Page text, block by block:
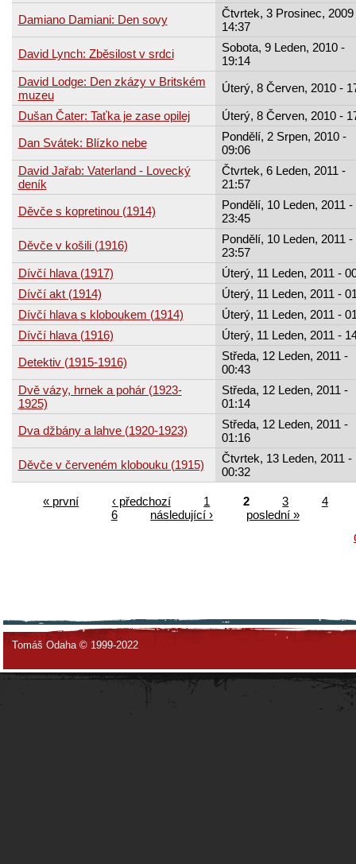
Damiano Damiani: Den sovy
Čtvrtek, 3 Prosinec, 2009
14:37
David Lynch: Zběsilost v srdci
Sobota, 9 Leden, 2010 -
19:14
David Lodge: Den zkázy v Britském
muzeu
Úterý, 8 Červen, 2010 -
Dušan Čater: Taťka je zase opilej
Úterý, 8 Červen, 2010 -
Dan Svátek: Blízko nebe
Pondělí, 2 Srpen, 2010 -
09:06
David Jařab: Vaterland - Lovecký
deník
Čtvrtek, 6 Leden, 2011 -
21:57
Děvče s kopretinou (1914)
Pondělí, 10 Leden, 2011 -
23:45
Děvče v košili (1916)
Pondělí, 10 Leden, 2011 -
23:57
Dívčí hlava (1917)
Úterý, 11 Leden, 2011 -
Dívčí akt (1914)
Úterý, 11 Leden, 2011 -
Dívčí hlava s kloboukem (1914)
Úterý, 11 Leden, 2011 -
Dívčí hlava (1916)
Úterý, 11 Leden, 2011 -
Detektiv (1915-1916)
Středa, 12 Leden, 2011 -
00:43
Dvě vázy, hrnek a pohár (1923-
1925)
Středa, 12 Leden, 2011 -
01:14
Dva džbány a lahve (1920-1923)
Středa, 12 Leden, 2011 -
01:16
Děvče v červeném klobouku (1915)
Čtvrtek, 13 Leden, 2011 -
00:32
« první ‹ předchozí 1 2 3
4
6
následující ›
poslední »
Tomáš Odaha © 1999-2022